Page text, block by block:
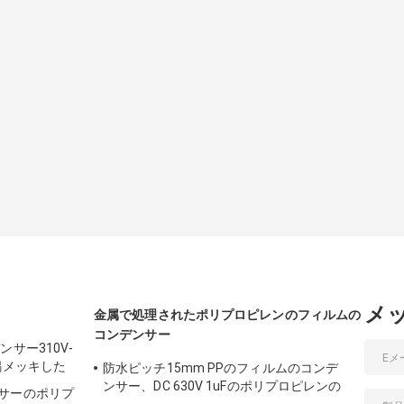
サー310V-
ッキした
ーのポリプ
金属で処理されたポリプロピレンのフィルムの
コンデンサー
防水ピッチ15mm PPのフィルムのコンデ
ンサー、DC 630V 1uFのポリプロピレンの
メ